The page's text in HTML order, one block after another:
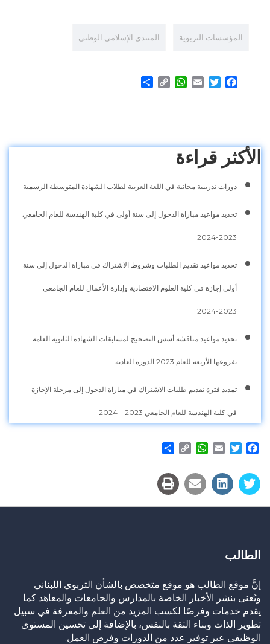
المؤسسات التربوية المنتدى الإسلامي الوطني
Facebook
Twitter
Email
WhatsApp
Copy
الأكثر قراءة
دورات تدريبية مجانية في اللغة العربية لطلاب الشهادة المتوسطة الرسمية
تحديد مواعيد مباراة الدخول إلى سنة أولى في كلية الهندسة للعام الجامعي
2023-2024
تحديد مواعيد تقديم الطلبات وشروط الاشتراك في مباراة الدخول إلى سنة
أولى إجازة في كلية العلوم الاقتصادية وإدارة الأعمال للعام الجامعي
2023-2024
تحديد مواعيد مناقشة أسس التصحيح لمسابقات الشهادة الثانوية العامة
بفروعها الأربعة للعام 2023 الدورة العادية
تمديد فترة تقديم طلبات الاشتراك في مباراة الدخول إلى مرحلة الإجازة
في كلية الهندسة للعام الجامعي 2023 – 2024
Facebook
Twitter
Email
WhatsApp
Copy
الطالب
إنَّ موقع الطالب هو موقع متخصص بالشأن التربوي اللبناني
ويُعنى بنشر الأخبار الخاصة بالمدارس والجامعات والمعاهد كما
يقدم خدمات وفرصًا لكسب المزيد من العلم والمعرفة في سبيل
تطوير الذات وبناء الثقة بالنفس، بالإضافة إلى تحسين المستوى
الوظيفي عبر توفير عدد من الدورات وفرص العمل.